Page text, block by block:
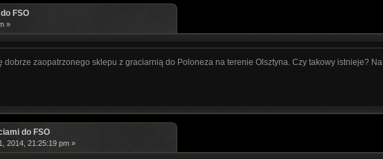
FSO
»
dobrze zaopatrzonego sklepu z graciarnią do Poloneza na terenie Olsztyna. Czy takowy istnieje?
do FSO
2014, 21:25:19 pm »